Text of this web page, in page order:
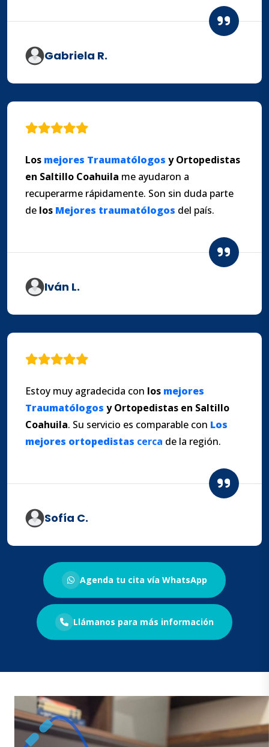
Gabriela R.
Los mejores Traumatólogos y Ortopedistas
en Saltillo Coahuila me ayudaron a
recuperarme rápidamente. Son sin duda parte
de los Mejores traumatólogos del país.
Iván L.
Estoy muy agradecida con los mejores
Traumatólogos y Ortopedistas en Saltillo
Coahuila. Su servicio es comparable con Los
mejores ortopedistas cerca de la región.
Sofía C.
Agenda tu cita vía WhatsApp
Llámanos para más información